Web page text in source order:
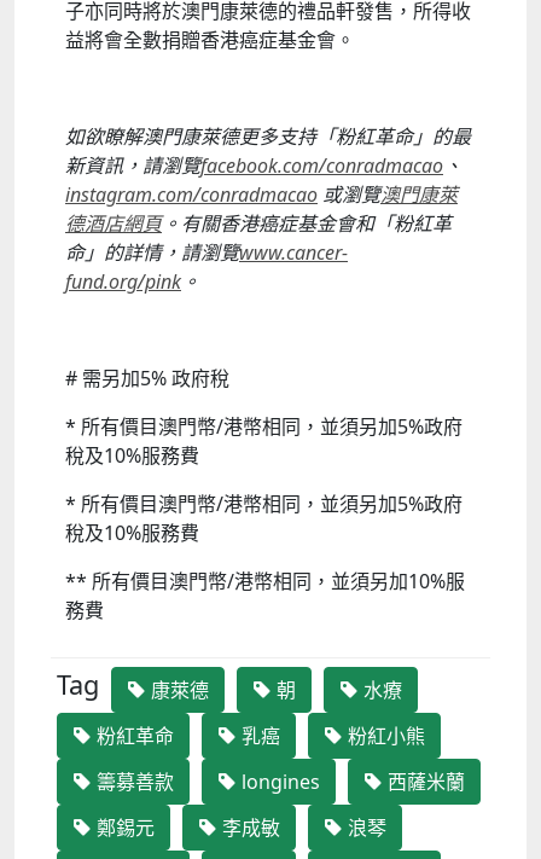
子亦同時將於澳門康萊德的禮品軒發售，所得收
益將會全數捐贈香港癌症基金會。
如欲瞭解澳門康萊德更多支持「粉紅革命」的最
新資訊，請瀏覽facebook.com/conradmacao 、
instagram.com/conradmacao 或瀏覽澳門康萊
德酒店網頁。有關香港癌症基金會和「粉紅革
命」的詳情，請瀏覽www.cancer-
fund.org/pink 。
# 需另加5% 政府稅
* 所有價目澳門幣/港幣相同，並須另加5%政府
稅及10%服務費
* 所有價目澳門幣/港幣相同，並須另加5%政府
稅及10%服務費
** 所有價目澳門幣/港幣相同，並須另加10%服
務費
Tag 康萊德 朝
水療
粉紅革命
乳癌
粉紅小熊
籌募善款
longines
西薩米蘭
鄭錫元
李成敏
浪琴